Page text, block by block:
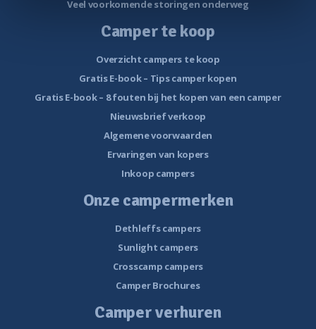
Veel voorkomende storingen onderweg
Camper te koop
Overzicht campers te koop
Gratis E-book – Tips camper kopen
Gratis E-book – 8 fouten bij het kopen van een camper
Nieuwsbrief verkoop
Algemene voorwaarden
Ervaringen van kopers
Inkoop campers
Onze campermerken
Dethleffs campers
Sunlight campers
Crosscamp campers
Camper Brochures
Camper verhuren